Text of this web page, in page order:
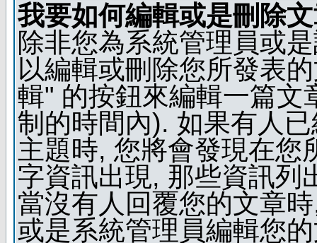
我要如何編輯或是刪除
除非您為系統管理員或
以編輯或刪除您所發表
輯" 的按鈕來編輯一篇文
制的時間內). 如果有人
主題時, 您將會發現在您
字資訊出現, 那些資訊列
當沒有人回覆您的文章
或是系統管理員編輯您